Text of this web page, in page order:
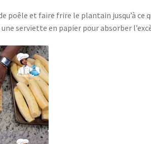
poêle et faire frire le plantain jusqu’à ce
serviette en papier pour absorber